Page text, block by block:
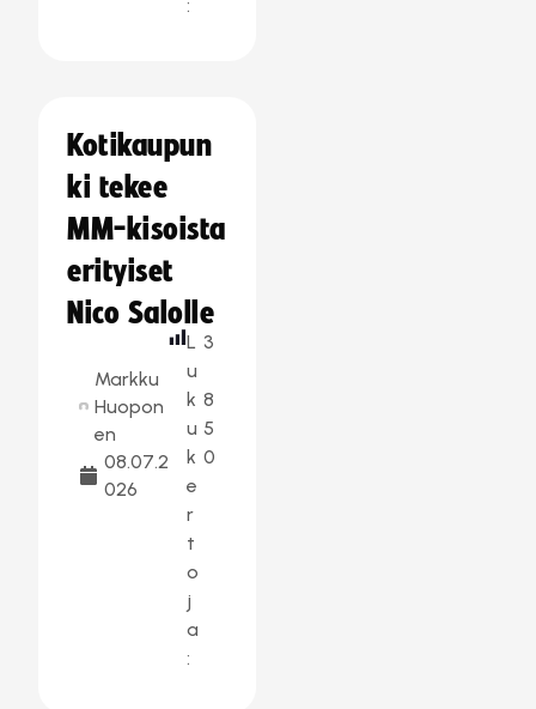
:
Kotikaupun
ki tekee
MM-kisoista
erityiset
Nico Salolle
Markku
Huopon
en
08.07.2
026
L
u
k
u
k
e
r
t
o
j
a
:
3
8
5
0